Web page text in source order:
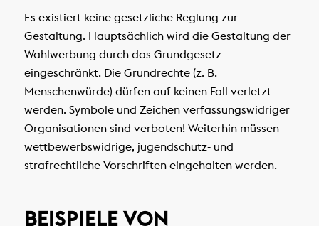
Es existiert keine gesetzliche Reglung zur
Gestaltung. Hauptsächlich wird die Gestaltung der
Wahlwerbung durch das Grundgesetz
eingeschränkt. Die Grundrechte (z. B.
Menschenwürde) dürfen auf keinen Fall verletzt
werden. Symbole und Zeichen verfassungswidriger
Organisationen sind verboten! Weiterhin müssen
wettbewerbswidrige, jugendschutz- und
strafrechtliche Vorschriften eingehalten werden.
BEISPIELE VON